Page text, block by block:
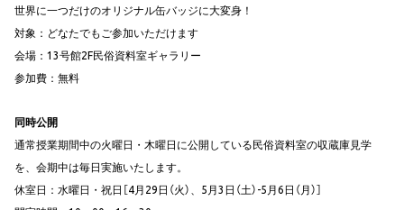
世界に一つだけのオリジナル缶バッジに大変身！
対象：どなたでもご参加いただけます
会場：13号館2F民俗資料室ギャラリー
参加費：無料
同時公開
通常授業期間中の火曜日・木曜日に公開している民俗資料室の収蔵庫見学
を、会期中は毎日実施いたします。
休室日：水曜日・祝日［4月29日（火）、5月3日（土）-5月6日（月）］